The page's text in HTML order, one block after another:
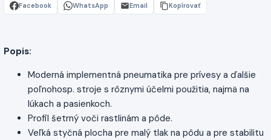
Facebook WhatsApp Email Kopírovať
Popis:
Moderná implementná pneumatika pre prívesy a ďalšie
poľnohosp. stroje s rôznymi účelmi použitia, najmä na
lúkach a pasienkoch.
Profil šetrný voči rastlinám a pôde.
Veľká styčná plocha pre malý tlak na pôdu a pre stabilitu